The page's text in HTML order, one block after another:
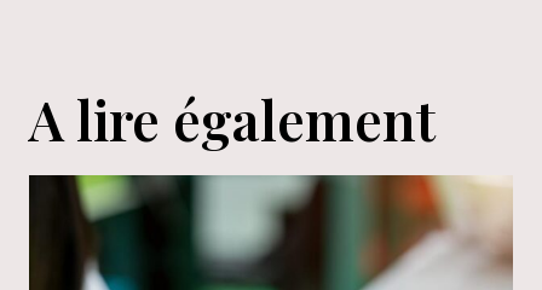
A lire également